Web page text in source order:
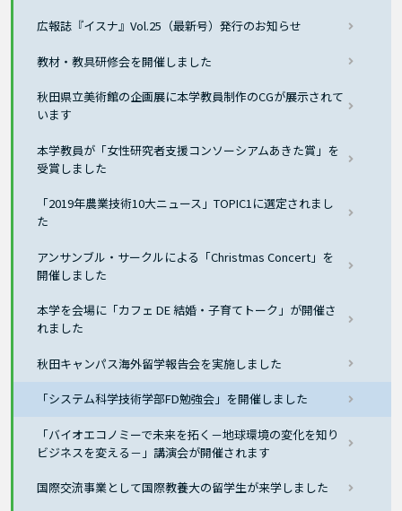
広報誌『イスナ』Vol.25（最新号）発行のお知らせ
教材・教具研修会を開催しました
秋田県立美術館の企画展に本学教員制作のCGが展示されて
います
本学教員が「女性研究者支援コンソーシアムあきた賞」を
受賞しました
「2019年農業技術10大ニュース」TOPIC1に選定されまし
た
アンサンブル・サークルによる「Christmas Concert」を
開催しました
本学を会場に「カフェ DE 結婚・子育てトーク」が開催さ
れました
秋田キャンパス海外留学報告会を実施しました
「システム科学技術学部FD勉強会」を開催しました
「バイオエコノミーで未来を拓く－地球環境の変化を知り
ビジネスを変える－」講演会が開催されます
国際交流事業として国際教養大の留学生が来学しました